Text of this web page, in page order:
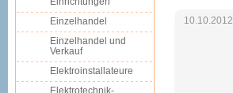
10.10.2012
Einzelhandel
Einzelhandel und
Verkauf
Elektroinstallateure
Elektrotechnik-